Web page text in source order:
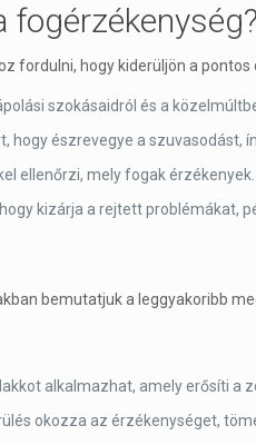
fogérzékenység?
fordulni, hogy kiderüljön a
szokásaidról és a
hogy észrevegye a szuvasodást,
ellenőrzi, mely fogak érzékenyek.
kizárja a rejtett problémákat,
bemutatjuk a leggyakoribb
alkalmazhat, amely erősíti a
okozza az érzékenységet,